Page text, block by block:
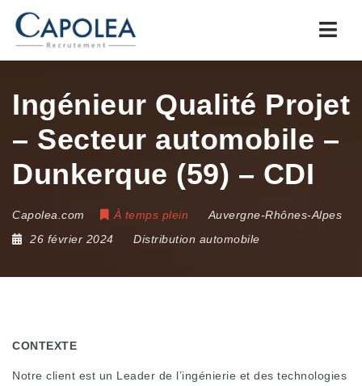
Ingénieur Qualité Projet
– Secteur automobile –
Dunkerque (59) – CDI
Capolea.com À temps plein
Auvergne-Rhônes-Alpes
26 février 2024
Distribution automobile
CONTEXTE
Notre client est un Leader de l’ingénierie et des technologies